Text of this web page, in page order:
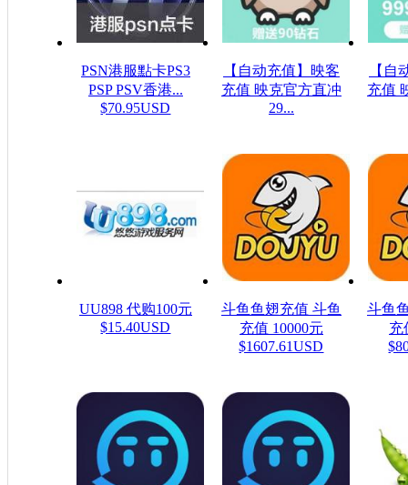
PSN港服點卡PS3
PSP PSV香港...
$70.95USD
【自动充值】映客
充值 映克官方直冲
29...
【自
充值
UU898 代购100元
$15.40USD
斗鱼鱼翅充值 斗鱼
充值 10000元
$1607.61USD
斗鱼
充